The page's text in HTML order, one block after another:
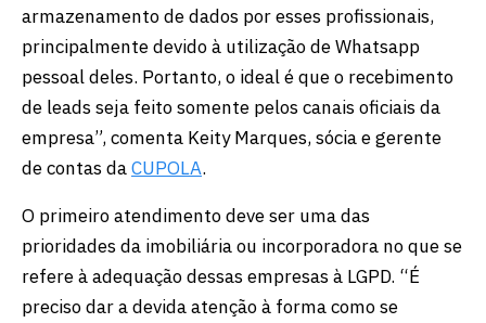
armazenamento de dados por esses profissionais,
principalmente devido à utilização de Whatsapp
pessoal deles. Portanto, o ideal é que o recebimento
de leads seja feito somente pelos canais oficiais da
empresa”, comenta Keity Marques, sócia e gerente
de contas daCUPOLA.
O primeiro atendimento deve ser uma das
prioridades da imobiliária ou incorporadora no que se
refere à adequação dessas empresas à LGPD. “É
preciso dar a devida atenção à forma como se